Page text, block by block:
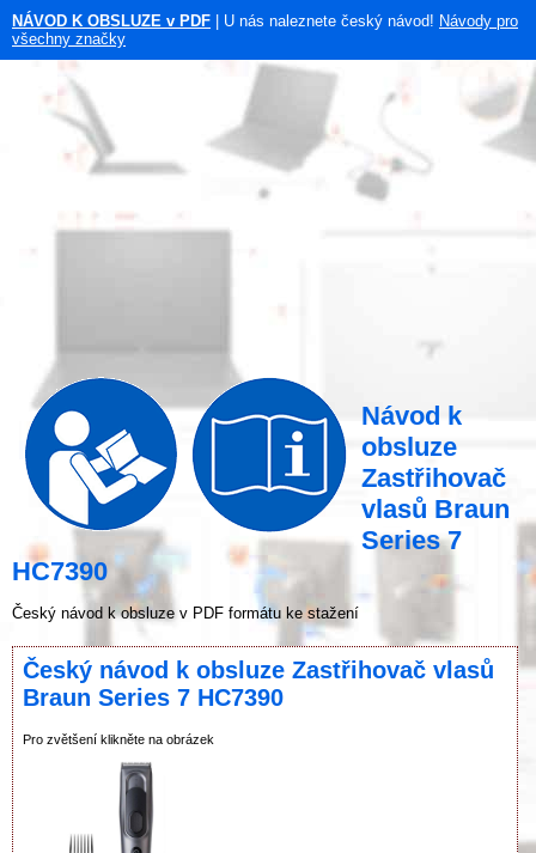
NÁVOD K OBSLUZE v PDF | U nás naleznete český návod! Návody pro
všechny značky
Návod k
obsluze
Zastřihovač
vlasů Braun
Series 7
HC7390
Český návod k obsluze v PDF formátu ke stažení
Český návod k obsluze Zastřihovač vlasů
Braun Series 7 HC7390
Pro zvětšení klikněte na obrázek